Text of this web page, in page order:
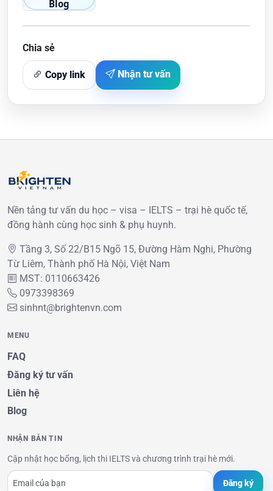
Chia sẻ
Copy link Nhận tư vấn
Nền tảng tư vấn du học – visa – IELTS – trại hè quốc tế,
đồng hành cùng học sinh & phụ huynh.
Tầng 3, Số 22/B15 Ngõ 15, Đường Hàm Nghi, Phường
Từ Liêm, Thành phố Hà Nội, Việt Nam
MST: 0110663426
0973398369
sinhnt@brightenvn.com
MENU
FAQ
Đăng ký tư vấn
Liên hệ
Blog
NHẬN BẢN TIN
Cập nhật học bổng, lịch thi IELTS và chương trình trại hè mới.
Đăng ký